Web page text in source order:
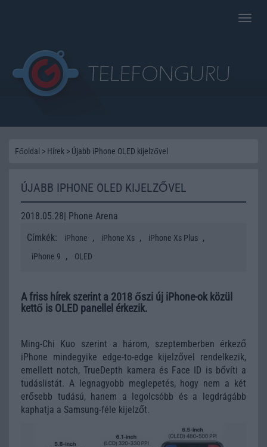
Toggle
Főoldal > Hírek > Újabb iPhone OLED kijelzővel
ÚJABB IPHONE OLED KIJELZŐVEL
2018.05.28| Phone Arena
Címkék:
iPhone , iPhone Xs , iPhone Xs Plus ,
iPhone 9 , OLED
A friss hírek szerint a 2018 őszi új iPhone-ok közül
kettő is OLED panellel érkezik.
Ming-Chi Kuo szerint a három, szeptemberben érkező
iPhone mindegyike edge-to-edge kijelzővel rendelkezik,
emellett notch, TrueDepth kamera és Face ID is bővíti a
tudáslistát. A legnagyobb meglepetés, hogy nem a két
erősebb tudású, hanem a legolcsóbb és a legdrágább
kaphatja a Samsung-féle kijelzőt.